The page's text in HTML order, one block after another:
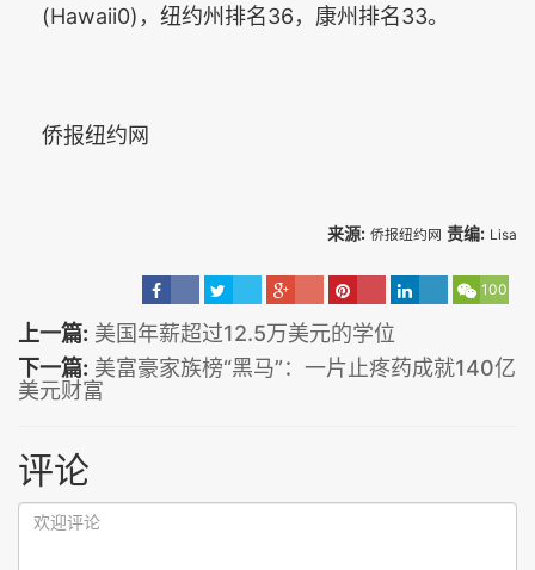
(Hawaii0)，纽约州排名36，康州排名33。
侨报纽约网
来源: 侨报纽约网 责编: Lisa
100
上一篇: 美国年薪超过12.5万美元的学位
下一篇: 美富豪家族榜“黑马”：一片止疼药成就140亿
美元财富
评论